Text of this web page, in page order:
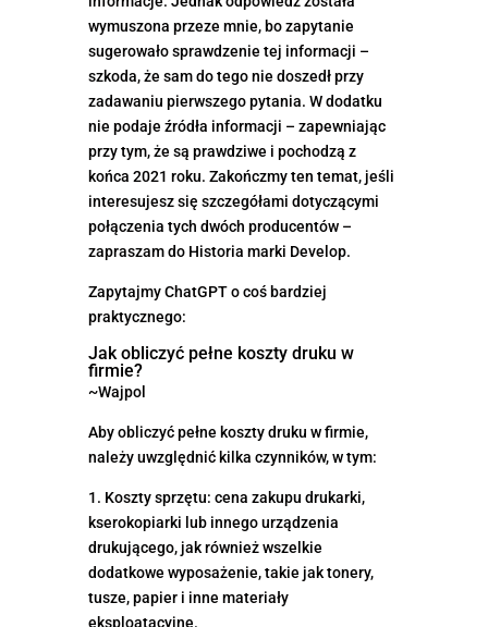
wymuszona przeze mnie, bo zapytanie
sugerowało sprawdzenie tej informacji –
szkoda, że sam do tego nie doszedł przy
zadawaniu pierwszego pytania. W dodatku
nie podaje źródła informacji – zapewniając
przy tym, że są prawdziwe i pochodzą z
końca 2021 roku. Zakończmy ten temat, jeśli
interesujesz się szczegółami dotyczącymi
połączenia tych dwóch producentów –
zapraszam do Historia marki Develop.
Zapytajmy ChatGPT o coś bardziej
praktycznego:
Jak obliczyć pełne koszty druku w
firmie?
~Wajpol
Aby obliczyć pełne koszty druku w firmie,
należy uwzględnić kilka czynników, w tym:
1. Koszty sprzętu: cena zakupu drukarki,
kserokopiarki lub innego urządzenia
drukującego, jak również wszelkie
dodatkowe wyposażenie, takie jak tonery,
tusze, papier i inne materiały
eksploatacyjne.